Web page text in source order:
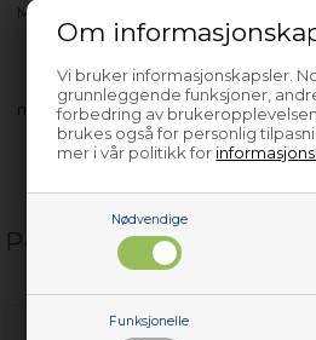
Om
Vi bruker informasjonskapsler.
grunnleggende funksjoner,
forbedring av
brukes også for personlig
mer i vår politikk for
Nødvendige
Funksjonelle
MO800
med flere…
Populære relaterte